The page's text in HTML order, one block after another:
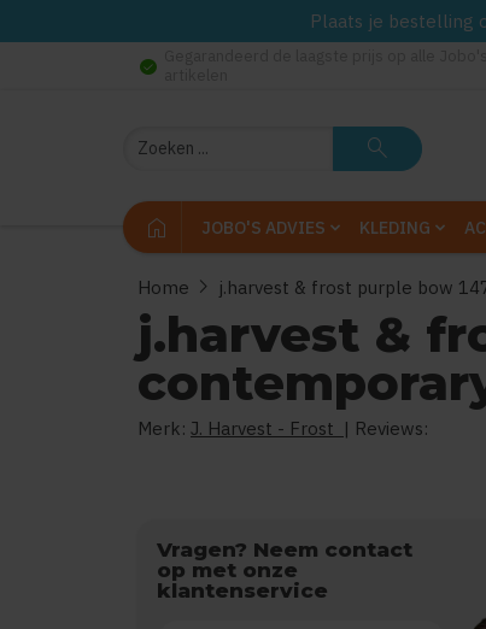
Plaats je bestelling
check_circle
Zoeken search
home JOBO'S ADVIES KLEDING
Home chevron_right j.harvest & frost purple bow
j.harvest &
Merk: J. Harvest - Frost | Reviews:
Vragen? Neem contact
op met onze
klantenservice